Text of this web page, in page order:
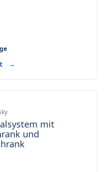
→
mit
und